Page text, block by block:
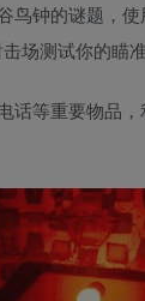
鸟钟的谜题，
场测试你的瞄准
话等重要物品